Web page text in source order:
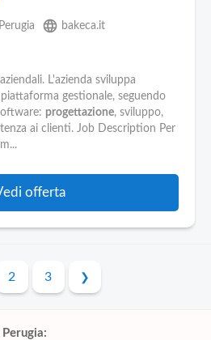
Perugia language bakeca.it
L'azienda sviluppa
gestionale, seguendo
progettazione, sviluppo,
ai clienti. Job Description Per
offerta
2 3